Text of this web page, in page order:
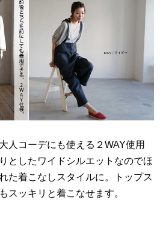
人コーデにも使える２WAY使用
としたワイドシルエットなのでほ
た着こなしスタイルに。トップス
スッキリと着こなせます。